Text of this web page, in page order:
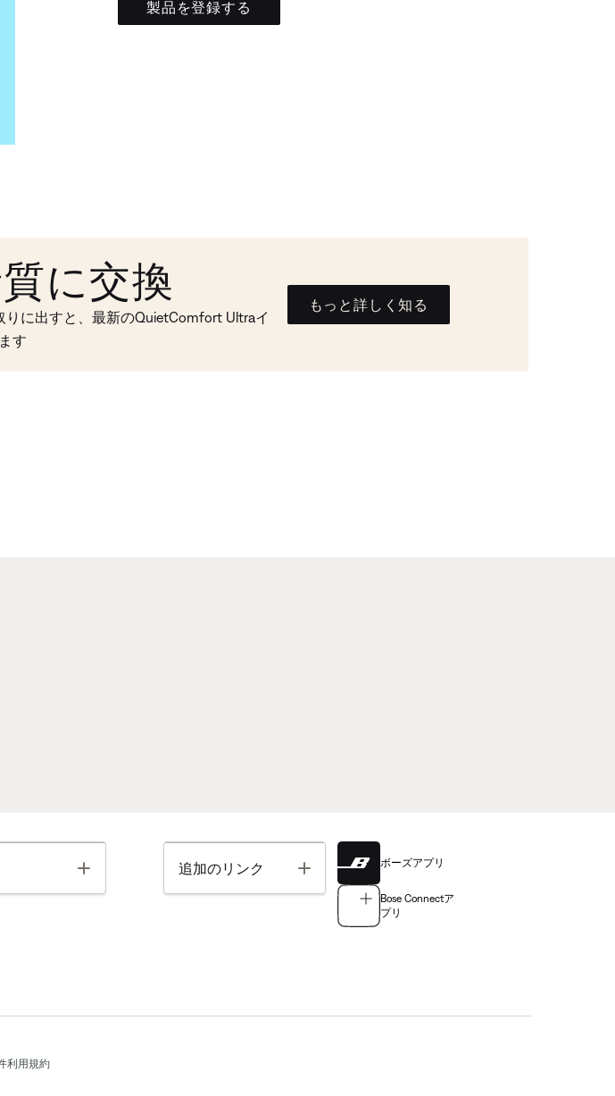
製品を登録する
に交換
に出すと、最新のQuietComfort Ultraイ
す
もっと詳しく知る
Toggle 追加のリンク Toggle ボーズアプリ
Bose Connectア
プリ
利用規約